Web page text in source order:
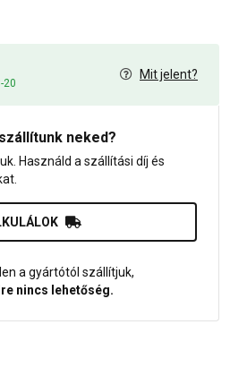
20
Mit jelent?
neked?
Használd a szállítási díj és
a gyártótól szállítjuk,
nincs lehetőség.